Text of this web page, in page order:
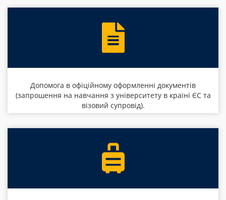
Допомога в офіційному оформленні документів
(запрошення на навчання з університету в країні ЄС та
візовий супровід).